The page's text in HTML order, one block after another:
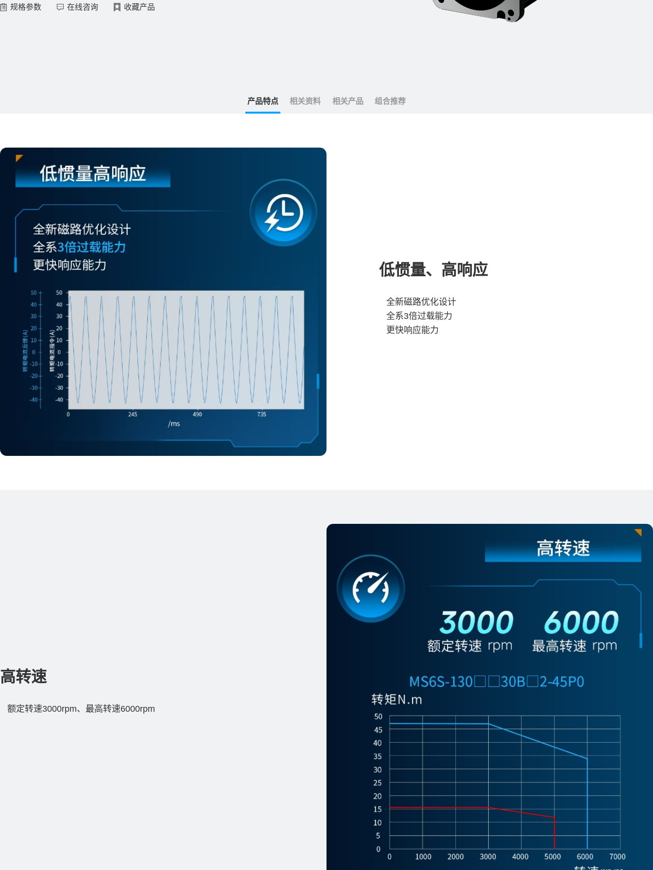
规格参数 在线咨询 收藏产品
产品特点 相关资料 相关产品 组合推荐
低惯量、高响应
全新磁路优化设计
全系3倍过载能力
更快响应能力
高转速
额定转速3000rpm、最高转速6000rpm